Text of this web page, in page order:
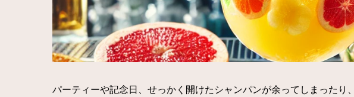
パーティーや記念日、せっかく開けたシャンパンが余ってしまったり